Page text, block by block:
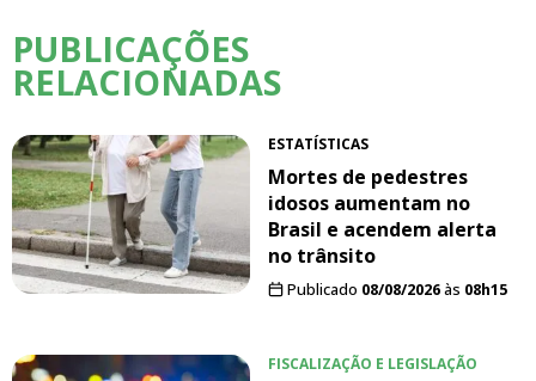
PUBLICAÇÕES
RELACIONADAS
ESTATÍSTICAS
Mortes de pedestres
idosos aumentam no
Brasil e acendem alerta
no trânsito
Publicado 08/08/2026às 08h15
FISCALIZAÇÃO E LEGISLAÇÃO